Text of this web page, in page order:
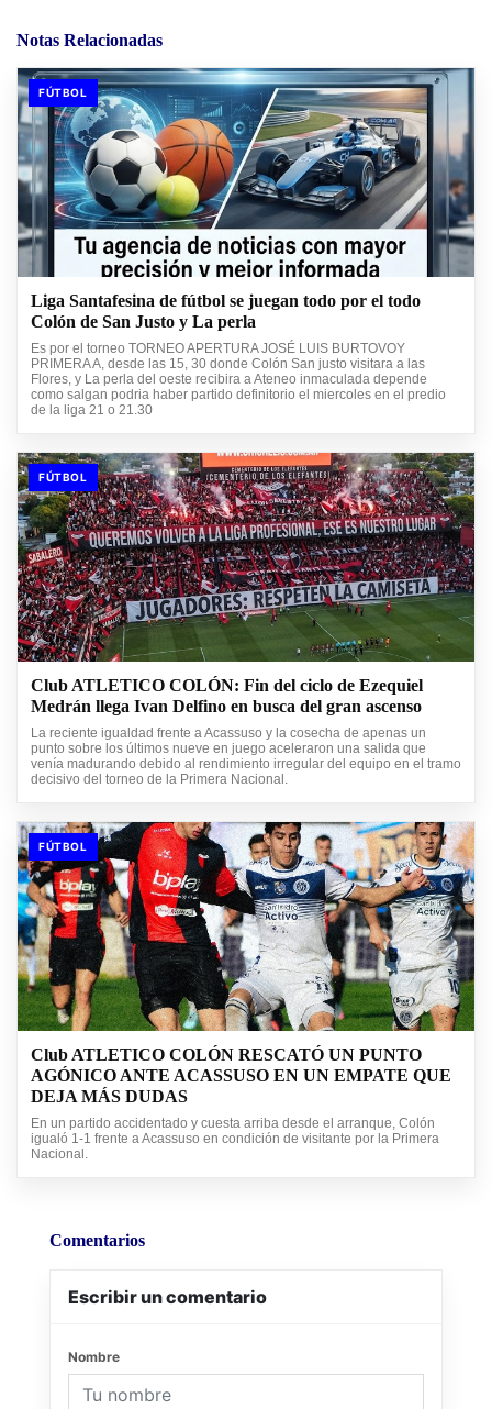
Notas Relacionadas
FÚTBOL
Liga Santafesina de fútbol se juegan todo por el todo
Colón de San Justo y La perla
Es por el torneo TORNEO APERTURA JOSÉ LUIS BURTOVOY
PRIMERA A, desde las 15, 30 donde Colón San justo visitara a las
Flores, y La perla del oeste recibira a Ateneo inmaculada depende
como salgan podria haber partido definitorio el miercoles en el predio
de la liga 21 o 21.30
FÚTBOL
Club ATLETICO COLÓN: Fin del ciclo de Ezequiel
Medrán llega Ivan Delfino en busca del gran ascenso
La reciente igualdad frente a Acassuso y la cosecha de apenas un
punto sobre los últimos nueve en juego aceleraron una salida que
venía madurando debido al rendimiento irregular del equipo en el tramo
decisivo del torneo de la Primera Nacional.
FÚTBOL
Club ATLETICO COLÓN RESCATÓ UN PUNTO
AGÓNICO ANTE ACASSUSO EN UN EMPATE QUE
DEJA MÁS DUDAS
En un partido accidentado y cuesta arriba desde el arranque, Colón
igualó 1-1 frente a Acassuso en condición de visitante por la Primera
Nacional.
Comentarios
Escribir un comentario
Nombre